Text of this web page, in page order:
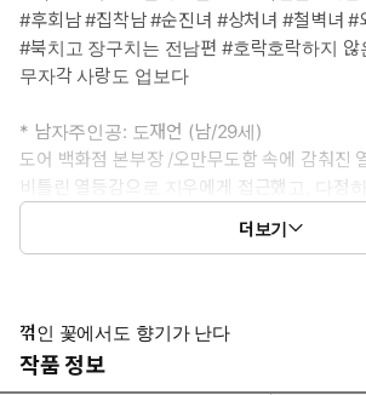
#후회남 #집착남 #순진녀 #상처녀 #철벽녀 #
#북치고 장구치는 전남편 #호락호락하지
무자각 사랑도 업보다
* 남자주인공: 도재언 (남/29세)
도어 백화점 본부장 /오만무도함 속에 감춰진
비틀린 열등감으로 지우에게 접근했고, 다정
하면서 차근차근 그녀의 꽃 같은 삶은 꺾어버
정략이라는 경계의 벽을 과감히 부수고 밀려들
무책으로 빠져들었고 진정으로 사랑했다. 모든
인 줄은 꿈에도 모르고.
더보기
꺾인 꽃에서도 향기가 난다
작품 정보